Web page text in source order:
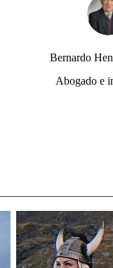
Bernardo
Abogado e